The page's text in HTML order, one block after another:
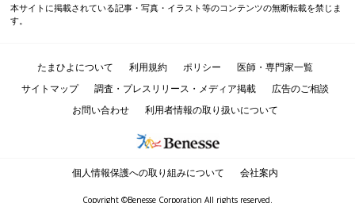
本サイトに掲載されている記事・写真・イラスト等のコンテンツの無断転載を禁じま
す。
たまひよについて 利用規約 ポリシー
医師・専門家一覧
サイトマップ
調査・プレスリリース・メディア掲載
広告のご相談
お問い合わせ
利用者情報の取り扱いについて
個人情報保護への取り組みについて 会社案内
Copyright ©Benesse Corporation All rights reserved.